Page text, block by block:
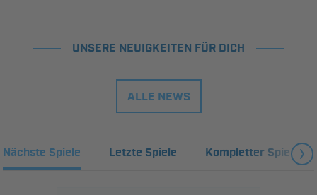
UNSERE NEUIGKEITEN FÜR DICH
ALLE NEWS
Nächste Spiele Letzte Spiele Kompletter Spielplan